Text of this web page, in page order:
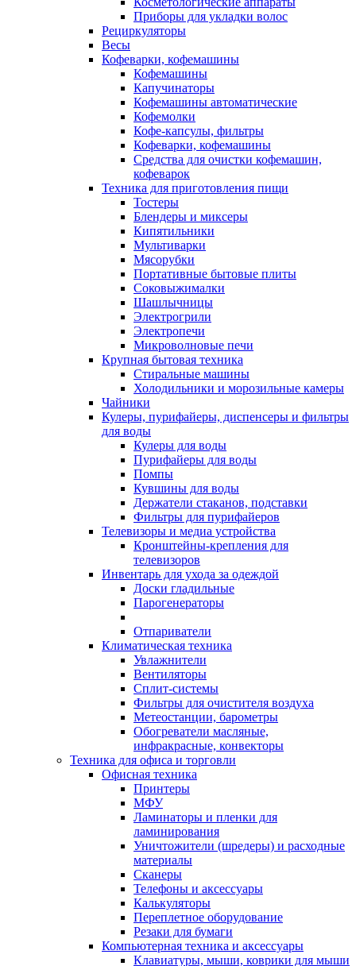
Приборы для укладки волос
Рециркуляторы
Весы
Кофеварки, кофемашины
Кофемашины
Капучинаторы
Кофемашины автоматические
Кофемолки
Кофе-капсулы, фильтры
Кофеварки, кофемашины
Средства для очистки кофемашин,
кофеварок
Техника для приготовления пищи
Тостеры
Блендеры и миксеры
Кипятильники
Мультиварки
Мясорубки
Портативные бытовые плиты
Соковыжималки
Шашлычницы
Электрогрили
Электропечи
Микроволновые печи
Крупная бытовая техника
Стиральные машины
Холодильники и морозильные камеры
Чайники
Кулеры, пурифайеры, диспенсеры и фильтры
для воды
Кулеры для воды
Пурифайеры для воды
Помпы
Кувшины для воды
Держатели стаканов, подставки
Фильтры для пурифайеров
Телевизоры и медиа устройства
Кронштейны-крепления для
телевизоров
Инвентарь для ухода за одеждой
Доски гладильные
Парогенераторы
Отпариватели
Климатическая техника
Увлажнители
Вентиляторы
Сплит-системы
Фильтры для очистителя воздуха
Метеостанции, барометры
Обогреватели масляные,
инфракрасные, конвекторы
Техника для офиса и торговли
Офисная техника
Принтеры
МФУ
Ламинаторы и пленки для
ламинирования
Уничтожители (шредеры) и расходные
материалы
Сканеры
Телефоны и аксессуары
Калькуляторы
Переплетное оборудование
Резаки для бумаги
Компьютерная техника и аксессуары
Клавиатуры, мыши, коврики для мыши